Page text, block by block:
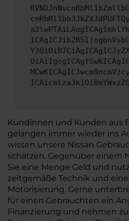
Kundinnen und Kunden aus
gelangen immer wieder ins
wissen unsere Nissan
schätzen. Gegenüber einem
Sie eine Menge Geld und
zeitgemäße Technik und
Motorisierung. Gerne
für einen Gebrauchten ein
Finanzierung und nehmen